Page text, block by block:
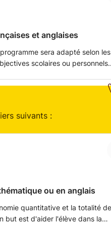
m'adapter aux nécessités de
et anglaises
sera adapté selon les
scolaires ou personnels.
individualisée.
suivants :
ou en anglais
but est d'aider l'élève dans la